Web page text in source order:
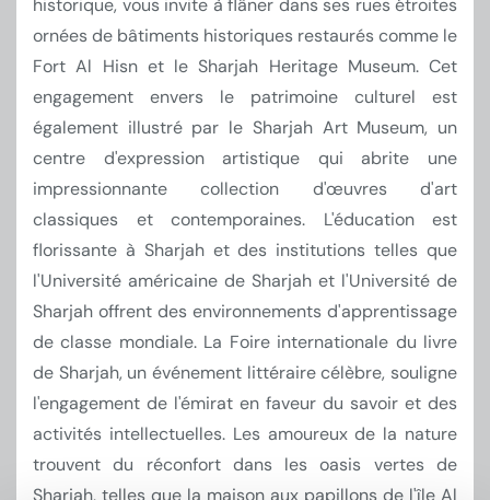
historique, vous invite à flâner dans ses rues étroites
ornées de bâtiments historiques restaurés comme le
Fort Al Hisn et le Sharjah Heritage Museum. Cet
engagement envers le patrimoine culturel est
également illustré par le Sharjah Art Museum, un
centre d'expression artistique qui abrite une
impressionnante collection d'œuvres d'art
classiques et contemporaines. L'éducation est
florissante à Sharjah et des institutions telles que
l'Université américaine de Sharjah et l'Université de
Sharjah offrent des environnements d'apprentissage
de classe mondiale. La Foire internationale du livre
de Sharjah, un événement littéraire célèbre, souligne
l'engagement de l'émirat en faveur du savoir et des
activités intellectuelles. Les amoureux de la nature
trouvent du réconfort dans les oasis vertes de
Sharjah, telles que la maison aux papillons de l'île Al